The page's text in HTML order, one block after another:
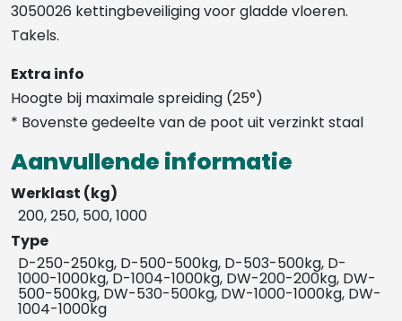
3050026 kettingbeveiliging voor gladde vloeren.
Takels.
Extra info
Hoogte bij maximale spreiding (25°)
* Bovenste gedeelte van de poot uit verzinkt staal
Aanvullende informatie
Werklast (kg)
200, 250, 500, 1000
Type
D-250-250kg, D-500-500kg, D-503-500kg, D-
1000-1000kg, D-1004-1000kg, DW-200-200kg, DW-
500-500kg, DW-530-500kg, DW-1000-1000kg, DW-
1004-1000kg